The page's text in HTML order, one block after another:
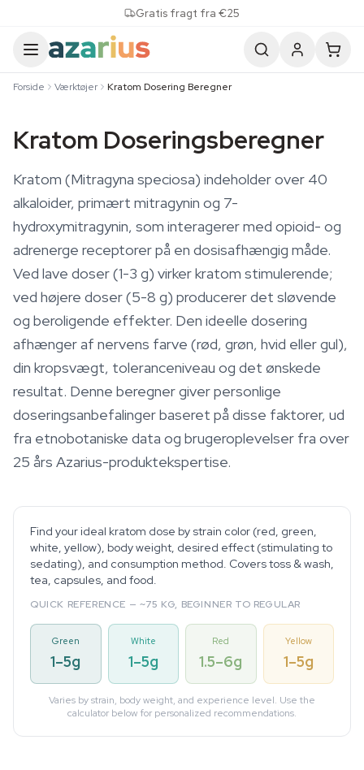
Gratis fragt fra €25
Forside Værktøjer Kratom Dosering Beregner
Kratom Doseringsberegner
Kratom (Mitragyna speciosa) indeholder over 40
alkaloider, primært mitragynin og 7-
hydroxymitragynin, som interagerer med opioid- og
adrenerge receptorer på en dosisafhængig måde.
Ved lave doser (1-3 g) virker kratom stimulerende;
ved højere doser (5-8 g) producerer det sløvende
og beroligende effekter. Den ideelle dosering
afhænger af nervens farve (rød, grøn, hvid eller gul),
din kropsvægt, toleranceniveau og det ønskede
resultat. Denne beregner giver personlige
doseringsanbefalinger baseret på disse faktorer, ud
fra etnobotaniske data og brugeroplevelser fra over
25 års Azarius-produktekspertise.
Find your ideal kratom dose by strain color (red, green,
white, yellow), body weight, desired effect (stimulating to
sedating), and consumption method. Covers toss & wash,
tea, capsules, and food.
QUICK REFERENCE — ~75 KG, BEGINNER TO REGULAR
Green
1–5g
White
1–5g
Red
1.5–6g
Yellow
1–5g
Varies by strain, body weight, and experience level. Use the
calculator below for personalized recommendations.